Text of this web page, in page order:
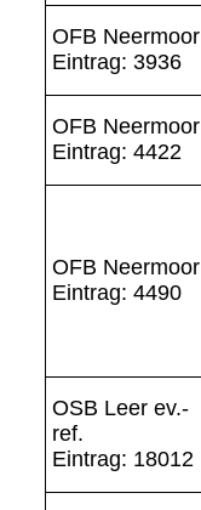
OFB Neermoor
Eintrag: 3936
OFB Neermoor
Eintrag: 4422
OFB Neermoor
Eintrag: 4490
OSB Leer ev.-
ref.
Eintrag: 18012